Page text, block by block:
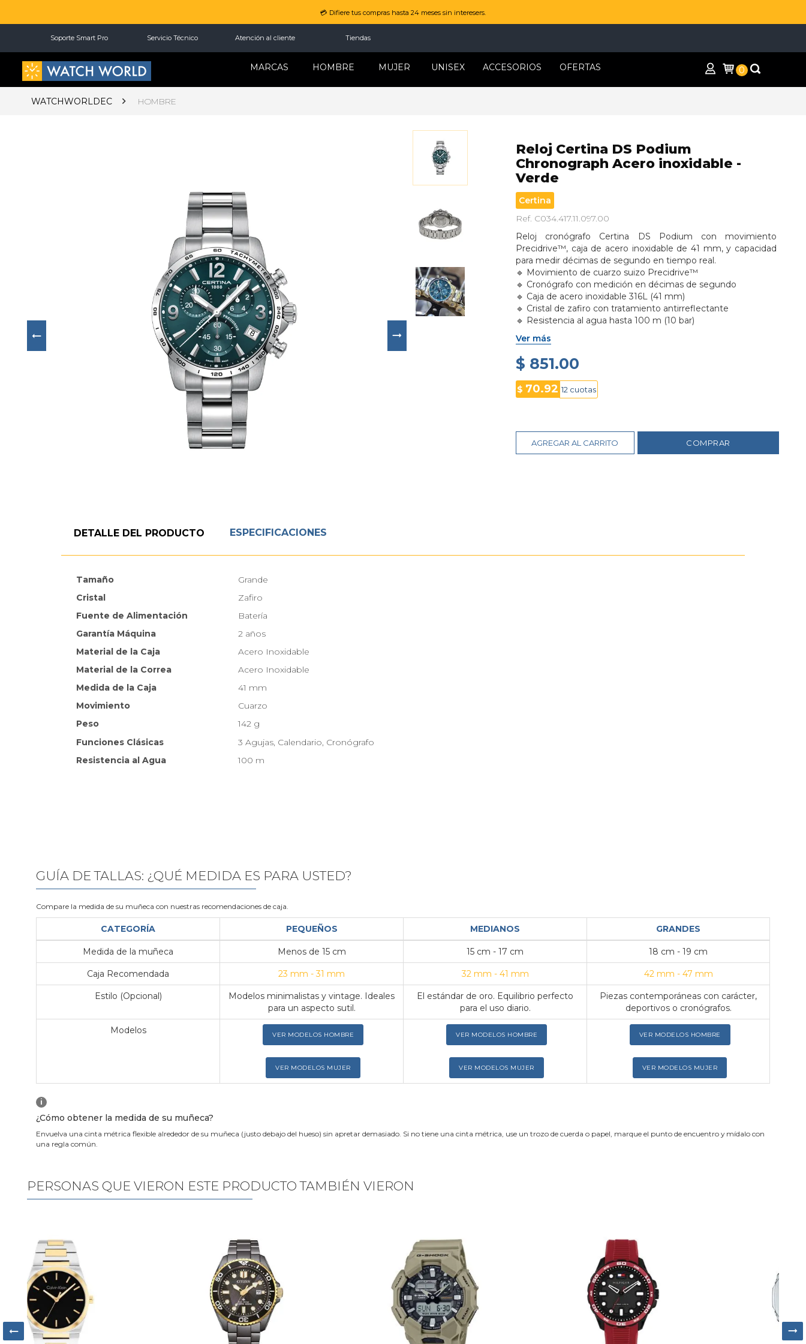
💳 Difiere tus compras hasta 24 meses sin interesers.
Soporte Smart Pro Servicio Técnico Atención al cliente Tiendas
MARCAS HOMBRE MUJER UNISEX ACCESORIOS OFERTAS 0
WATCHWORLDEC HOMBRE
Reloj Certina DS Podium
Chronograph Acero inoxidable -
Verde
Certina
Ref. C034.417.11.097.00
Reloj cronógrafo Certina DS Podium con movimiento
Precidrive™, caja de acero inoxidable de 41 mm, y capacidad
para medir décimas de segundo en tiempo real.
🔹 Movimiento de cuarzo suizo Precidrive™
🔹 Cronógrafo con medición en décimas de segundo
🔹 Caja de acero inoxidable 316L (41 mm)
🔹 Cristal de zafiro con tratamiento antirreflectante
🔹 Resistencia al agua hasta 100 m (10 bar)
🔹 Correa de acero inoxidable con cierre a presión
Ver más
$ 851.00
$ 70.92 12 cuotas
AGREGAR AL CARRITO COMPRAR
DETALLE DEL PRODUCTO ESPECIFICACIONES
Tamaño
Grande
Cristal
Zafiro
Fuente de Alimentación
Batería
Garantía Máquina
2 años
Material de la Caja
Acero Inoxidable
Material de la Correa
Acero Inoxidable
Medida de la Caja
41 mm
Movimiento
Cuarzo
Peso
142 g
Funciones Clásicas
3 Agujas, Calendario, Cronógrafo
Resistencia al Agua
100 m
GUÍA DE TALLAS: ¿QUÉ MEDIDA ES PARA USTED?
Compare la medida de su muñeca con nuestras recomendaciones de caja.
CATEGORÍA PEQUEÑOS MEDIANOS GRANDES
Medida de la muñeca Menos de 15 cm 15 cm - 17 cm 18 cm - 19 cm
Caja Recomendada 23 mm - 31 mm 32 mm - 41 mm 42 mm - 47 mm
Estilo (Opcional)
Modelos minimalistas y vintage. Ideales
para un aspecto sutil.
El estándar de oro. Equilibrio perfecto
para el uso diario.
Piezas contemporáneas con carácter,
deportivos o cronógrafos.
Modelos VER MODELOS HOMBRE
VER MODELOS MUJER
VER MODELOS HOMBRE
VER MODELOS MUJER
VER MODELOS HOMBRE
VER MODELOS MUJER
i
¿Cómo obtener la medida de su muñeca?
Envuelva una cinta métrica flexible alrededor de su muñeca (justo debajo del hueso) sin apretar demasiado. Si no tiene una cinta métrica, use un trozo de cuerda o papel, marque el punto de encuentro y mídalo con
una regla común.
PERSONAS QUE VIERON ESTE PRODUCTO TAMBIÉN VIERON